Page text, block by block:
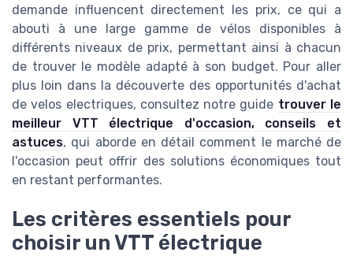
demande influencent directement les prix, ce qui a
abouti à une large gamme de vélos disponibles à
différents niveaux de prix, permettant ainsi à chacun
de trouver le modèle adapté à son budget. Pour aller
plus loin dans la découverte des opportunités d'achat
de velos electriques, consultez notre guide trouver le
meilleur VTT électrique d'occasion, conseils et
astuces, qui aborde en détail comment le marché de
l'occasion peut offrir des solutions économiques tout
en restant performantes.
Les critères essentiels pour
choisir un VTT électrique